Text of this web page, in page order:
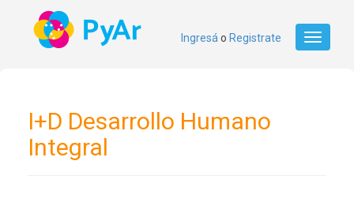
Toggle
Ingresá o Registrate
I+D Desarrollo Humano
Integral